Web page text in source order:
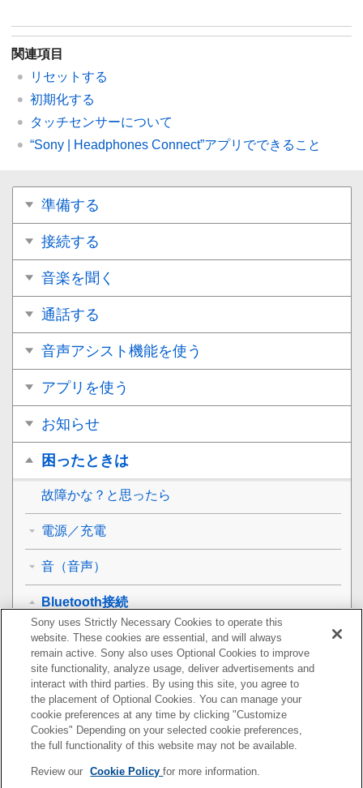
関連項目
リセットする
初期化する
タッチセンサーについて
“Sony | Headphones Connect”アプリでできること
準備する
接続する
音楽を聞く
通話する
音声アシスト機能を使う
アプリを使う
お知らせ
困ったときは
故障かな？と思ったら
電源／充電
音（音声）
Bluetooth接続
機器登録（ペアリング）できない
Bluetooth接続ができない
音がひずむ
ヘッドセットを操作できない
通話相手の声が聞こえない
Sony uses Strictly Necessary Cookies to operate this
website. These cookies are essential, and will always
remain active. Sony also uses Optional Cookies to improve
site functionality, analyze usage, deliver advertisements and
interact with third parties. By using this site, you agree to
the placement of Optional Cookies. You can manage your
cookie preferences at any time by clicking "Customize
Cookies" Depending on your selected cookie preferences,
the full functionality of this website may not be available.
Review our Cookie Policyfor more information.